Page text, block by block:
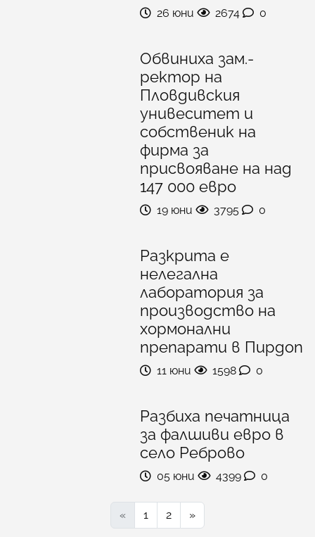
26 юни 2674 0
Обвиниха зам.-
ректор на
Пловдивския
унивеситет и
собственик на
фирма за
присвояване на над
147 000 евро
19 юни 3795 0
Разкрита е
нелегална
лаборатория за
производство на
хормонални
препарати в Пирдоп
11 юни 1598 0
Разбиха печатница
за фалшиви евро в
село Реброво
05 юни 4399 0
« 1 2 »